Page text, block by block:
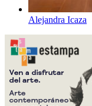
Alejandra Icaza